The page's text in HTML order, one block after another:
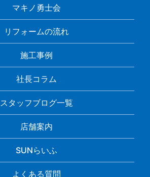
マキノ勇士会
リフォームの流れ
施工事例
社長コラム
スタッフブログ一覧
店舗案内
SUNらいふ
よくある質問